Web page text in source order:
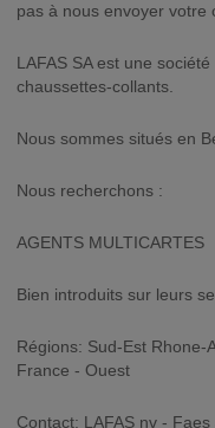
pas à nous envoyer votre
LAFAS SA est une
chaussettes-collants.
Nous sommes situés en
Nous recherchons :
AGENTS MULTICARTES
Bien introduits sur leurs
Régions: Sud-Est Rhone-
France - Ouest
Contact: LAFAS nv - Faes